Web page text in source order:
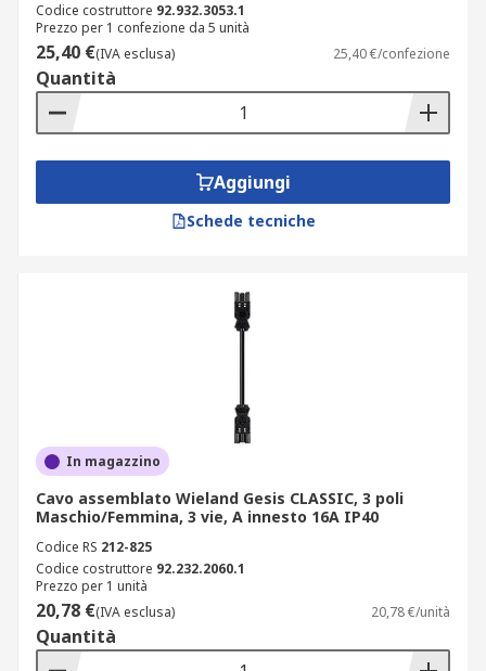
Codice costruttore 92.932.3053.1
Prezzo per 1 confezione da 5 unità
25,40 €(IVA esclusa) 25,40 €/confezione
Quantità
Aggiungi
Schede tecniche
In magazzino
Cavo assemblato Wieland Gesis CLASSIC, 3 poli
Maschio/Femmina, 3 vie, A innesto 16A IP40
Codice RS 212-825
Codice costruttore 92.232.2060.1
Prezzo per 1 unità
20,78 €(IVA esclusa) 20,78 €/unità
Quantità